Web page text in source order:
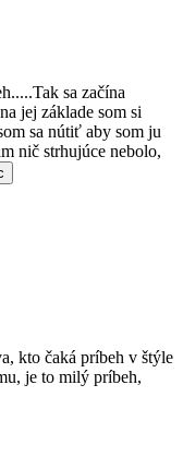
sa začína
jej základe som si
sa nútiť aby som ju
nič strhujúce nebolo,
kto čaká príbeh v štýle
je to milý príbeh,